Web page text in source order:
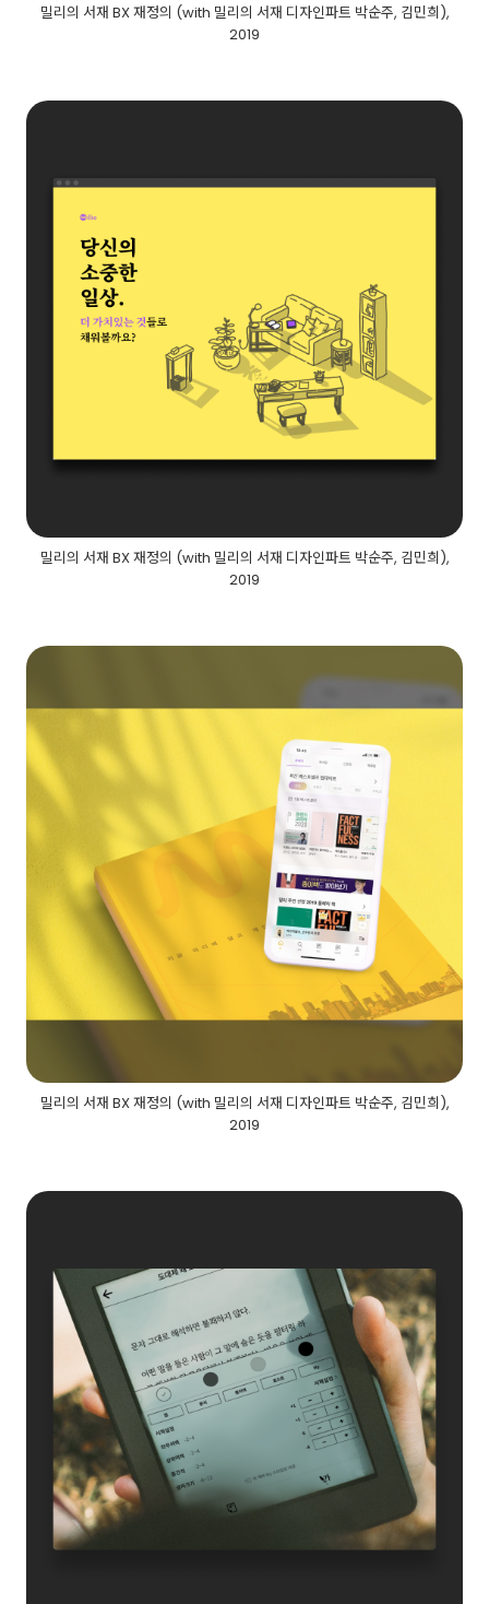
밀리의 서재 BX 재정의 (with 밀리의 서재 디자인파트 박순주, 김민희),
2019
밀리의 서재 BX 재정의 (with 밀리의 서재 디자인파트 박순주, 김민희),
2019
밀리의 서재 BX 재정의 (with 밀리의 서재 디자인파트 박순주, 김민희),
2019